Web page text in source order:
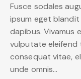
Fusce sodales
ipsum eget
dapibus. Vivamus
vulputate eleifend
consequat vitae,
unde omnis…